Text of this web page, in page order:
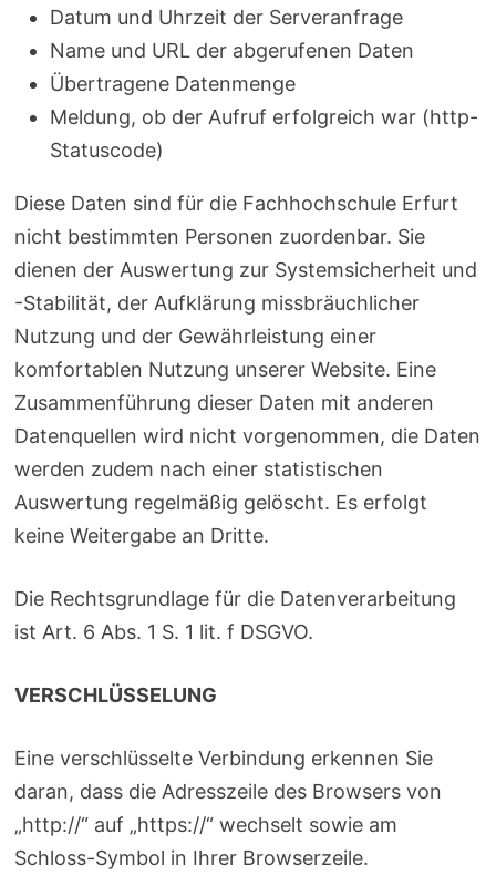
Datum und Uhrzeit der Serveranfrage
Name und URL der abgerufenen Daten
Übertragene Datenmenge
Meldung, ob der Aufruf erfolgreich war (http-
Statuscode)
Diese Daten sind für die Fachhochschule Erfurt
nicht bestimmten Personen zuordenbar. Sie
dienen der Auswertung zur Systemsicherheit und
-Stabilität, der Aufklärung missbräuchlicher
Nutzung und der Gewährleistung einer
komfortablen Nutzung unserer Website. Eine
Zusammenführung dieser Daten mit anderen
Datenquellen wird nicht vorgenommen, die Daten
werden zudem nach einer statistischen
Auswertung regelmäßig gelöscht. Es erfolgt
keine Weitergabe an Dritte.
Die Rechtsgrundlage für die Datenverarbeitung
ist Art. 6 Abs. 1 S. 1 lit. f DSGVO.
VERSCHLÜSSELUNG
Eine verschlüsselte Verbindung erkennen Sie
daran, dass die Adresszeile des Browsers von
„http://“ auf „https://“ wechselt sowie am
Schloss-Symbol in Ihrer Browserzeile.